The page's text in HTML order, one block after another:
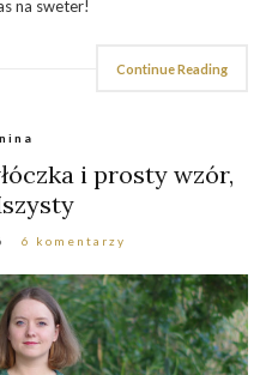
na sweter!
Continue Reading
i prosty wzór,
6 komentarzy